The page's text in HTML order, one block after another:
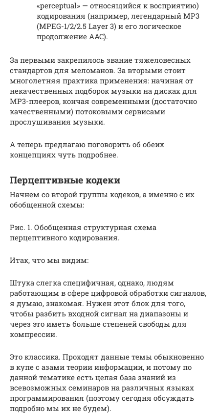
«perceptual» — относящийся к восприятию)
кодирования (например, легендарный MP3
(MPEG-1/2/2.5 Layer 3) и его логическое
продолжение AAC).
За первыми закрепилось звание тяжеловесных
стандартов для меломанов. За вторыми стоит
многолетняя практика применения: начиная от
некачественных подборок музыки на дисках для
MP3-плееров, кончая современными (достаточно
качественными) потоковыми сервисами
прослушивания музыки.
А теперь предлагаю поговорить об обеих
концепциях чуть подробнее.
Перцептивные кодеки
Начнем со второй группы кодеков, а именно с их
обобщенной схемы:
Рис. 1. Обобщенная структурная схема
перцептивного кодирования.
Итак, что мы видим:
Штука слегка специфичная, однако, людям
работающим в сфере цифровой обработки сигналов,
я думаю, знакомая. Нужен этот блок для того,
чтобы разбить входной сигнал на диапазоны и
через это иметь больше степеней свободы для
компрессии.
Это классика. Проходят данные темы обыкновенно
в купе с азами теории информации, и потому по
данной тематике есть целая база знаний из
всевозможных семинаров на различных языках
программирования (поэтому сегодня обсуждать
подробно мы их не будем).